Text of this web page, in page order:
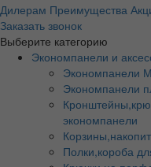
Дилерам Преимущества
Заказать звонок
Выберите категорию
Экономпанели и
Экономпанели
Экономпанели
экономпанели
Полки,короба